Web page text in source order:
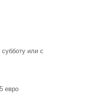
или с
евро